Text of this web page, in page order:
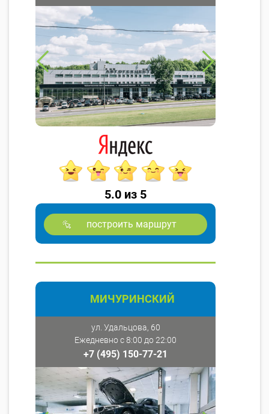
5.0 из 5
построить маршрут
МИЧУРИНСКИЙ
ул. Удальцова, 60
Ежедневно с 8:00 до 22:00
+7 (495) 150-77-21